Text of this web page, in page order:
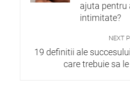
ajuta pentru
intimitate?
NEXT
19 definitii ale
care trebuie sa